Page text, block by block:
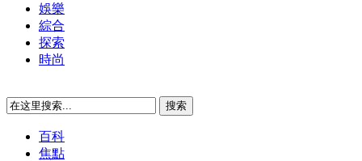
娛樂
綜合
探索
時尚
百科
焦點